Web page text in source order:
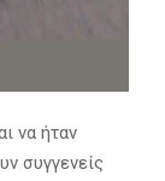
να ήταν
συγγενείς